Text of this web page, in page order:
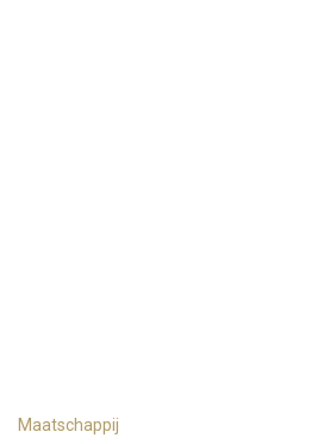
Maatschappij